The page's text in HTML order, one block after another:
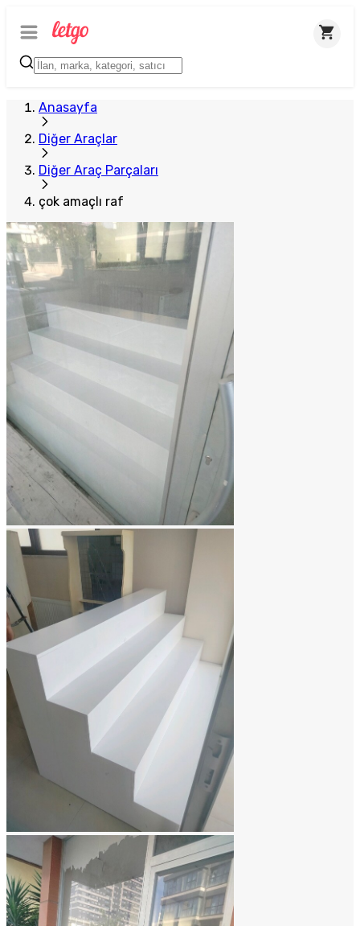
Anasayfa
Diğer Araçlar
Diğer Araç Parçaları
çok amaçlı raf